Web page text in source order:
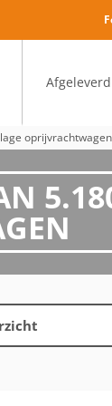
Afgeleverd
oprijvrachtwagen